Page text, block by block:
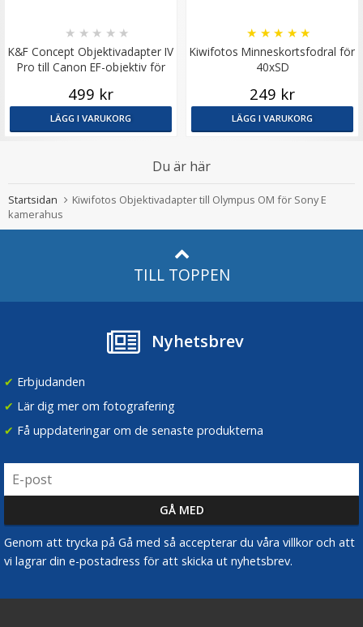
K&F Concept Objektivadapter IV
Pro till Canon EF-objektiv för
★ ★ ★ ★ ★
499 kr
LÄGG I VARUKORG
Kiwifotos Minneskortsfodral för
40xSD
★ ★ ★ ★ ★
249 kr
LÄGG I VARUKORG
Du är här
Startsidan
Kiwifotos Objektivadapter till Olympus OM för Sony E
kamerahus
TILL TOPPEN
Nyhetsbrev
✔ Erbjudanden
✔ Lär dig mer om fotografering
✔ Få uppdateringar om de senaste produkterna
Genom att trycka på Gå med så accepterar du våra villkor och att
vi lagrar din e-postadress för att skicka ut nyhetsbrev.